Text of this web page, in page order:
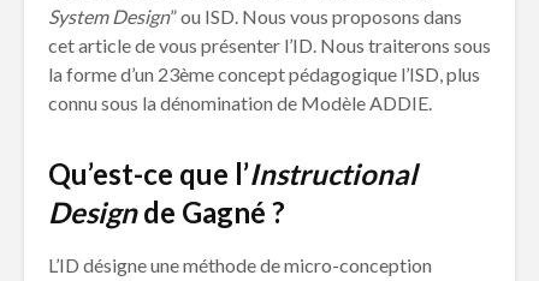
System Design” ou ISD. Nous vous proposons dans
cet article de vous présenter l’ID. Nous traiterons sous
la forme d’un 23ème concept pédagogique l’ISD, plus
connu sous la dénomination de Modèle ADDIE.
Qu’est-ce que l’Instructional
Designde Gagné ?
L’ID désigne une méthode de micro-conception